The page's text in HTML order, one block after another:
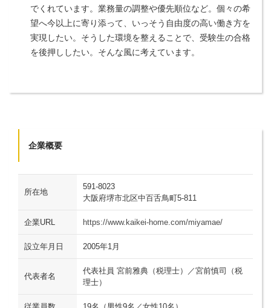
でくれています。業務量の調整や優先順位など。個々の希
望へ今以上に寄り添って、いっそう自由度の高い働き方を
実現したい。そうした環境を整えることで、受験生の合格
を後押ししたい。そんな風に考えています。
企業概要
所在地
591-8023
大阪府堺市北区中百舌鳥町5-811
企業URL https://www.kaikei-home.com/miyamae/
設立年月日 2005年1月
代表者名
代表社員 宮前雅典（税理士）／宮前慎司（税
理士）